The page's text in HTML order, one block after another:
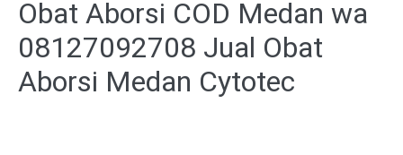
Obat Aborsi COD Medan wa
08127092708 Jual Obat
Aborsi Medan Cytotec